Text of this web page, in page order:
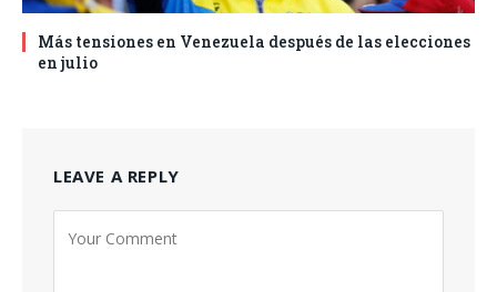
Más tensiones en Venezuela después de las elecciones
en julio
LEAVE A REPLY